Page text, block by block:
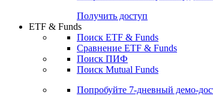
Получить доступ
ETF & Funds
Поиск ETF & Funds
Сравнение ETF & Funds
Поиск ПИФ
Поиск Mutual Funds
Попробуйте 7-дневный демо-